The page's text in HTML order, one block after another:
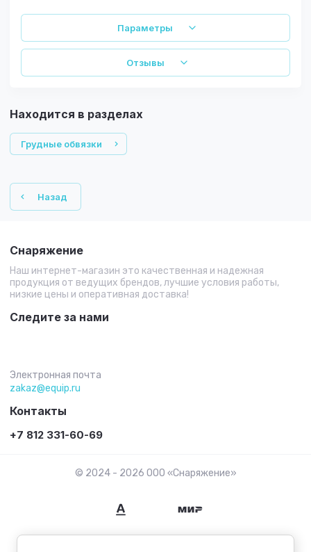
Параметры
Отзывы
Находится в разделах
Грудные обвязки
Назад
Снаряжение
Наш интернет-магазин это качественная и надежная
продукция от ведущих брендов, лучшие условия работы,
низкие цены и оперативная доставка!
Следите за нами
Электронная почта
zakaz@equip.ru
Контакты
+7 812 331-60-69
© 2024 - 2026 ООО «Снаряжение»